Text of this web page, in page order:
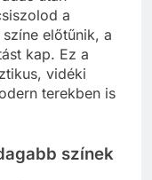
a
előtűnik, a
kap. Ez a
vidéki
terekben is
színek